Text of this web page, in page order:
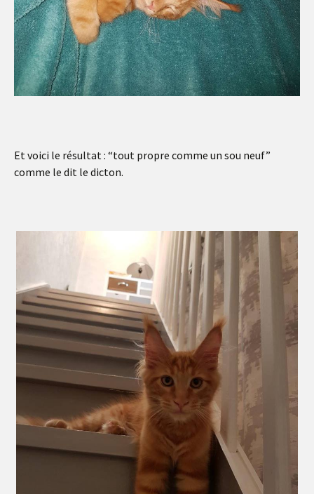
Et voici le résultat : “tout propre comme un sou neuf”
comme le dit le dicton.